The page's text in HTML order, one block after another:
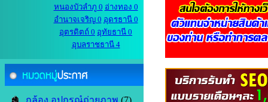
หนองบัวลำภู 0 อ่างทอง 0
อำนาจเจริญ 0 อุดรธานี 0
อุตรดิตถ์ 0 อุทัยธานี 0
อุบลราชธานี 4